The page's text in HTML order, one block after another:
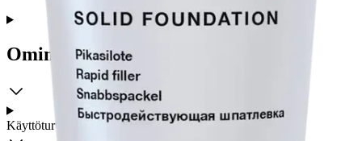
Ominaisuudet
Käyttöturvallisuus